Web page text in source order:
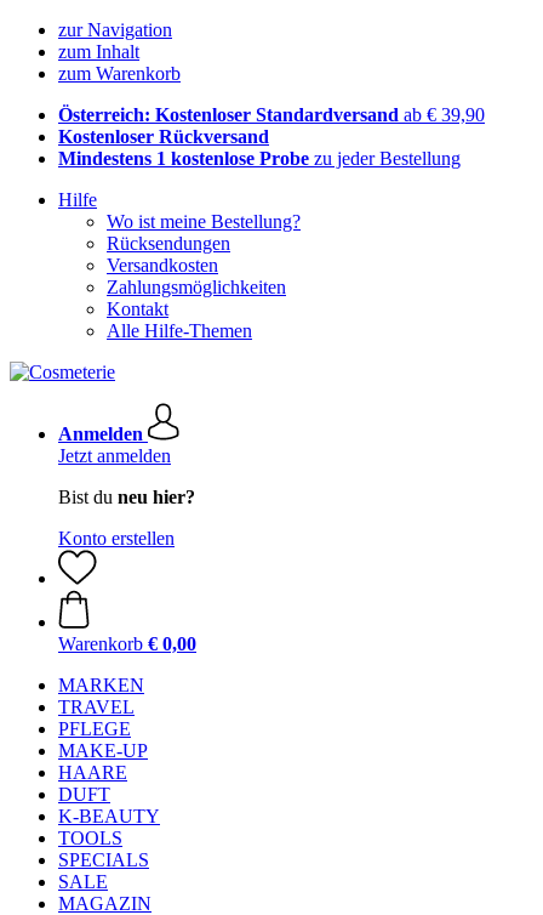
zur Navigation
zum Inhalt
zum Warenkorb
Österreich: Kostenloser Standardversand ab € 39,90
Kostenloser Rückversand
Mindestens 1 kostenlose Probe zu jeder Bestellung
Hilfe
Wo ist meine Bestellung?
Rücksendungen
Versandkosten
Zahlungsmöglichkeiten
Kontakt
Alle Hilfe-Themen
Anmelden
Jetzt anmelden
Bist du neu hier?
Konto erstellen
Warenkorb € 0,00
MARKEN
TRAVEL
PFLEGE
MAKE-UP
HAARE
DUFT
K-BEAUTY
TOOLS
SPECIALS
SALE
MAGAZIN